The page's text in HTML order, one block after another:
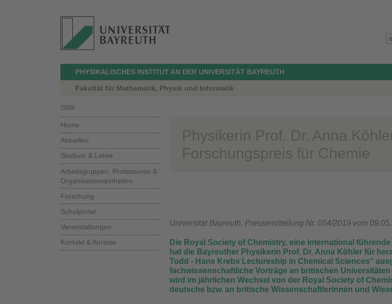
PHYSIKALISCHES INSTITUT AN DER UNIVERSITÄT BAYREUTH
Fakultät für Mathematik, Physik und Informatik
Home
Home
Aktuelles
Studium & Lehre
Arbeitsgruppen, Professuren &
Organisationseinheiten
Forschung
Schulportal
Veranstaltungen
Kontakt & Anreise
Physikerin Prof. Dr. Anna
Forschungspreis für Chemie
Universität Bayreuth, Pressemitteilung Nr. 054/2019 vom
Die Royal Society of Chemistry, eine international
hat die Bayreuther Physikerin Prof. Dr. Anna Köhler für
Todd - Hans Krebs Lectureship in Chemical Sciences“
fachwissenschaftliche Vorträge an britischen
wird im jährlichen Wechsel von der Royal Society of
deutsche bzw. an britische Wissenschaftlerinnen und